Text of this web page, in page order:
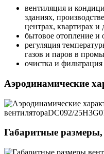
вентиляция и
зданиях,
центрах, квартирах и
бытовое отопление и
регуляция
газов и паров в
очистка и
Аэродинамические
Габаритные